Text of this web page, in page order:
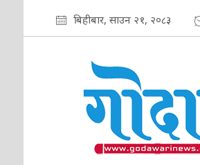
बिहीबार, साउन २१, २०८३